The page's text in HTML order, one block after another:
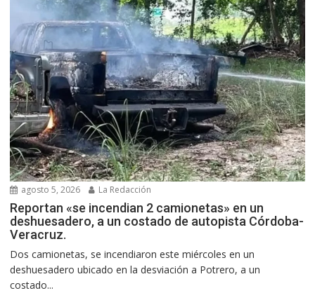
agosto 5, 2026 La Redacción
Reportan «se incendian 2 camionetas» en un
deshuesadero, a un costado de autopista Córdoba-
Veracruz.
Dos camionetas, se incendiaron este miércoles en un
deshuesadero ubicado en la desviación a Potrero, a un
costado...